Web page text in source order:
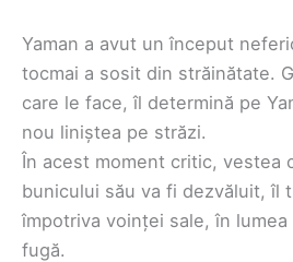
Yaman a avut un început
tocmai a sosit din străinătate.
care le face, îl determină pe
nou liniștea pe străzi.
În acest moment critic, vestea
bunicului său va fi dezvăluit, îl
împotriva voinței sale, în
fugă.